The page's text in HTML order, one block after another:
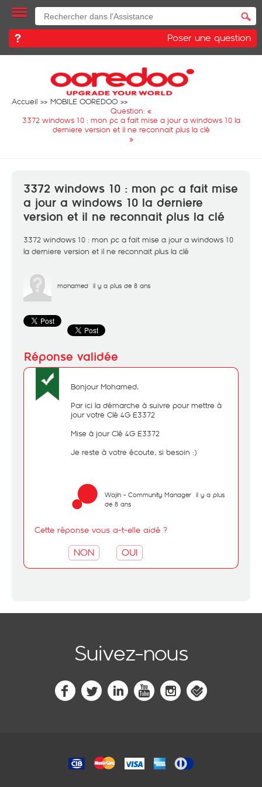
Poser une question
Accueil
MOBILE OOREDOO
Question: «
3372 windows 10 : mon pc a fait mise a jour a windows 10 la
derniere version et il ne reconnait plus la clé
»
3372 windows 10 : mon pc a fait mise
a jour a windows 10 la derniere
version et il ne reconnait plus la clé
3372 windows 10 : mon pc a fait mise a jour a windows 10
la derniere version et il ne reconnait plus la clé
mohamed il y a plus de 8 ans
Bonjour Mohamed,
Par ici la démarche à suivre pour mettre à
jour votre Clé 4G E3372
Mise à jour Clé 4G E3372
Je reste à votre écoute, si besoin :)
Wajih - Community Manager il y a plus
de 8 ans
Cette réponse vous a-t-elle aidé ?
NON OUI
Suivez-nous